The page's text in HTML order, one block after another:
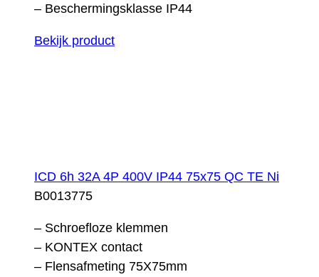
– Beschermingsklasse IP44
Bekijk product
ICD 6h 32A 4P 400V IP44 75x75 QC TE Ni
B0013775
– Schroefloze klemmen
– KONTEX contact
– Flensafmeting 75X75mm